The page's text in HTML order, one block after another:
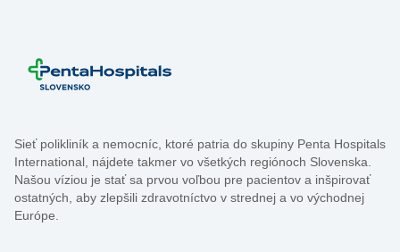
Sieť polikliník a nemocníc, ktoré patria do skupiny Penta Hospitals
International, nájdete takmer vo všetkých regiónoch Slovenska.
Našou víziou je stať sa prvou voľbou pre pacientov a inšpirovať
ostatných, aby zlepšili zdravotníctvo v strednej a vo východnej
Európe.